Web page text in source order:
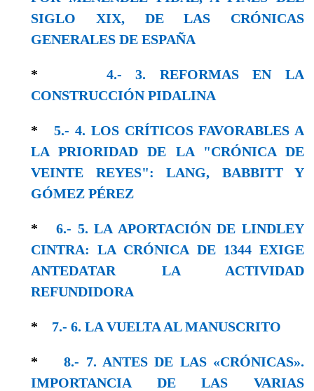
SIGLO XIX, DE LAS CRÓNICAS
GENERALES DE ESPAÑA
* 4.- 3. REFORMAS EN LA
CONSTRUCCIÓN PIDALINA
*5.- 4. LOS CRÍTICOS FAVORABLES A
LA PRIORIDAD DE LA "CRÓNICA DE
VEINTE REYES": LANG, BABBITT Y
GÓMEZ PÉREZ
* 6.- 5. LA APORTACIÓN DE LINDLEY
CINTRA: LA CRÓNICA DE 1344 EXIGE
ANTEDATAR LA ACTIVIDAD
REFUNDIDORA
* 7.- 6. LA VUELTA AL MANUSCRITO
*8.- 7. ANTES DE LAS «CRÓNICAS».
IMPORTANCIA DE LAS VARIAS